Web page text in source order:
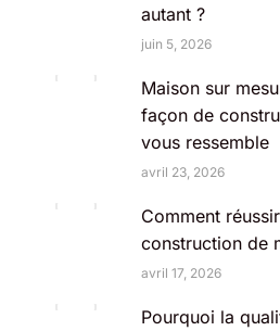
autant ?
juin 5, 2026
Maison sur
façon de
vous ressemble
avril 23, 2026
Comment
construction de
avril 17, 2026
Pourquoi la